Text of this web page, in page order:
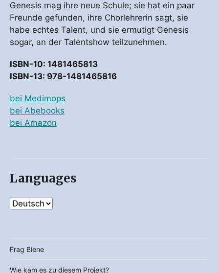
Genesis mag ihre neue Schule; sie hat ein paar
Freunde gefunden, ihre Chorlehrerin sagt, sie
habe echtes Talent, und sie ermutigt Genesis
sogar, an der Talentshow teilzunehmen.
ISBN-10: 1481465813
ISBN-13: 978-1481465816
bei Medimops
bei Abebooks
bei Amazon
Languages
Frag Biene
Wie kam es zu diesem Projekt?